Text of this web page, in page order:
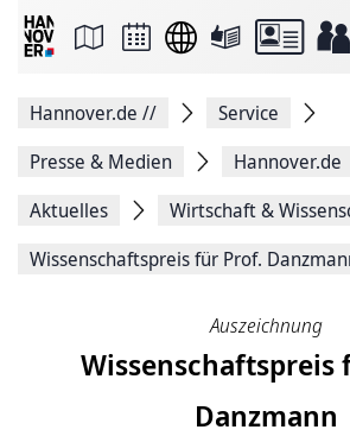
Seite
Facebook
teilen
Seitenlink
Seite
Hannover.de //
Service
Presse & Medien
Hannover.de
Aktuelles
Wirtschaft &
Wissenschaftspreis für Prof.
Auszeichnung
Wissenschaftspreis
Danzmann